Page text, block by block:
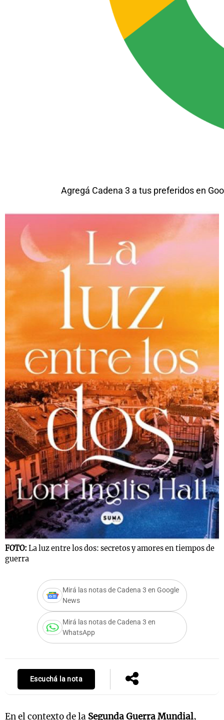
Agregá Cadena 3 a tus preferidos en
FOTO: La luz entre los dos: secretos y amores en tiempos de
guerra
Mirá las notas de Cadena 3 en Google
News
Mirá las notas de Cadena 3 en
WhatsApp
Escuchá la nota
En el contexto de la Segunda Guerra Mundial,